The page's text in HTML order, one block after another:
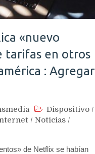
«nuevo
tarifas en otros
: Agregar
Dispositivo /
/ Noticias /
de Netflix se habían